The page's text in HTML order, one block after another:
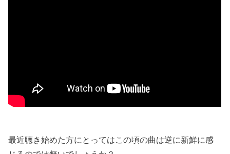
最近聴き始めた方にとってはこの頃の曲は逆に新鮮に感